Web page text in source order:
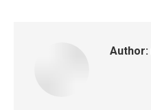
Author: